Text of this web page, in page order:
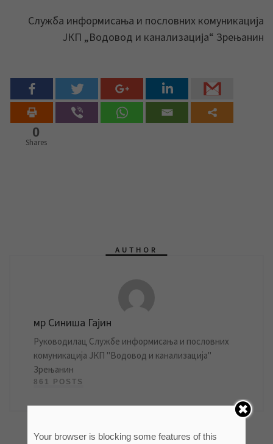
Служба информисања и пословних комуникација
ЈКП „Водовод и канализација“ Зрењанин
0
Shares
AUTHOR
мр Синиша Гајин
Руководилац Службе информисања и пословних
комуникација ЈКП "Водовод и канализација"
Зрењанин
861 POSTS
Your browser is blocking some features of this